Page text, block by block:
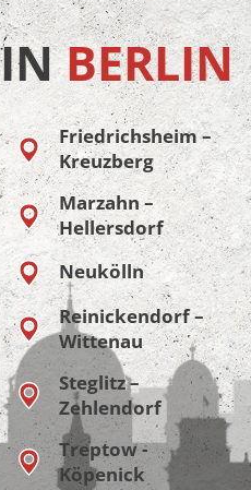
INBERLIN
Friedrichsheim –
Kreuzberg
Marzahn –
Hellersdorf
Neukölln
Reinickendorf –
Wittenau
Steglitz –
Zehlendorf
Treptow -
Köpenick